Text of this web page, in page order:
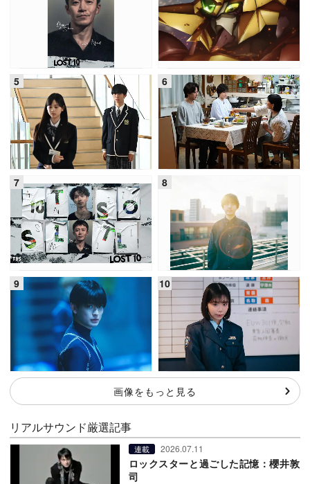
画像をもっと見る
リアルサウンド厳選記事
連載 2026.07.11
ロックスターと過ごした記憶：櫻井敦
司